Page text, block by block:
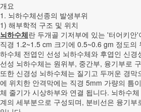
개요
1. 뇌하수체선종의 발생부위
1) 해부학적 구조 및 위치
뇌하수체란 두개골 기저부에 있는 '터어키안
직경 1.2~1.5 cm 크기에 0.5~0.6 gm 정도의
하수체 전엽인 선성 뇌하수체와 후엽인 신경
선성 뇌하수체는 원위부, 중간부, 융기부로
또한 신경성 뇌하수체는 질기고 두꺼운 경
에 위치한 안격막에는 직경 5mm 가량의 틈
체 줄기가 시상하부와 연결 됩니다. 뇌하수
계의 세부분으로 구성되며, 분비선은 융기부